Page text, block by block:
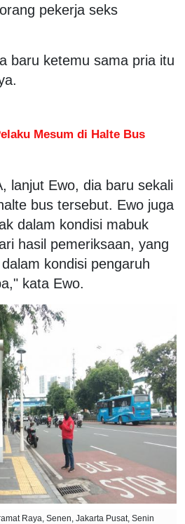
pekerja seks
baru ketemu sama pria itu
Mesum di Halte Bus
lanjut Ewo, dia baru sekali
bus tersebut. Ewo juga
dalam kondisi mabuk
hasil pemeriksaan, yang
kondisi pengaruh
kata Ewo.
Raya, Senen, Jakarta Pusat, Senin